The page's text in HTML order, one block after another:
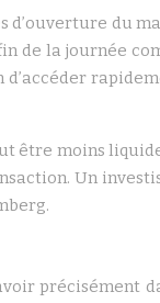
d’ouverture du
la journée
être moins
Un
précisément